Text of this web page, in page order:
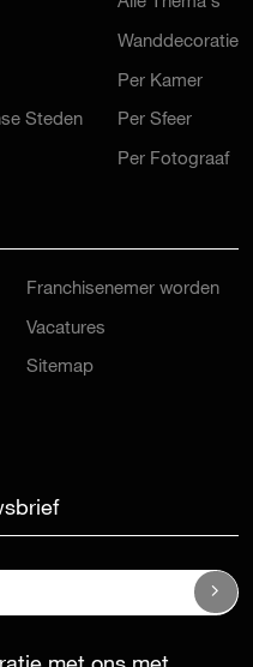
Steden
Wanddecoratie
Per Kamer
Per Sfeer
Per Fotograaf
Franchisenemer worden
Vacatures
Sitemap